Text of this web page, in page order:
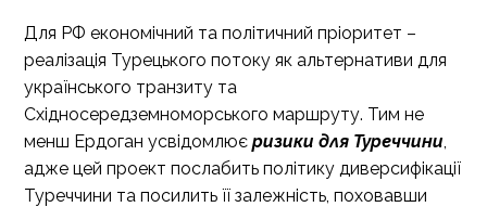
Для РФ економічний та політичний пріоритет –
реалізація Турецького потоку як альтернативи для
українського транзиту та
Східносередземноморського маршруту. Тим не
менш Ердоган усвідомлює ризики для Туреччини,
адже цей проект послабить політику диверсифікації
Туреччини та посилить її залежність, поховавши